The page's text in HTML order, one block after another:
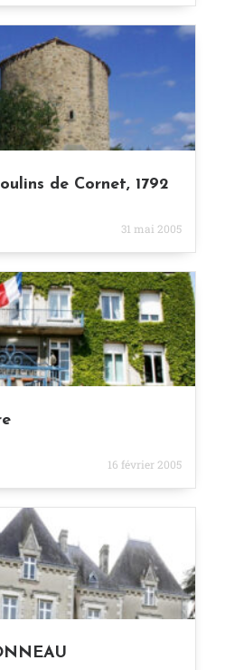
de Cornet, 1792
31 mai 2005
16 février 2005